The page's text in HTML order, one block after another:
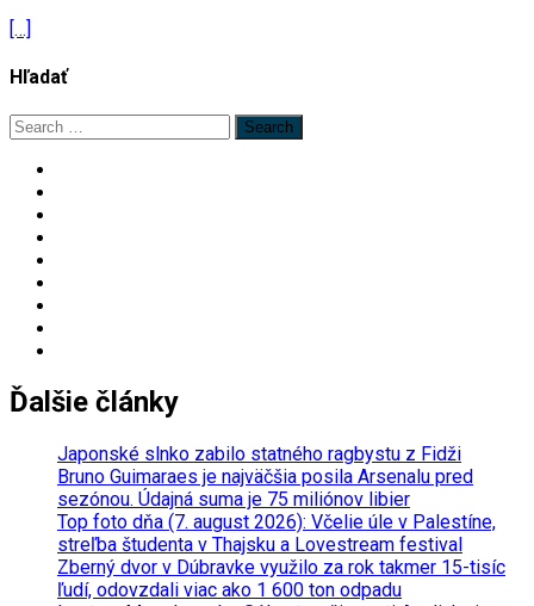
[…]
Hľadať
Search
for:
Ďalšie články
Japonské slnko zabilo statného ragbystu z Fidži
Bruno Guimaraes je najväčšia posila Arsenalu pred
sezónou. Údajná suma je 75 miliónov libier
Top foto dňa (7. august 2026): Včelie úle v Palestíne,
streľba študenta v Thajsku a Lovestream festival
Zberný dvor v Dúbravke využilo za rok takmer 15-tisíc
ľudí, odovzdali viac ako 1 600 ton odpadu